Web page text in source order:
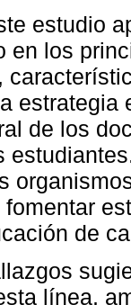
estudio
en los
estrategia
de los
de
línea,